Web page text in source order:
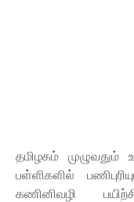
தமிழகம் முழுவதும்
பள்ளிகளில்
கணினிவழி